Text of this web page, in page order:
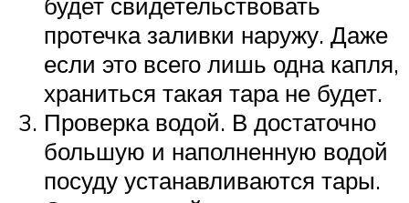
протечка заливки наружу. Даже
если это всего лишь одна капля,
храниться такая тара не будет.
Проверка водой. В достаточно
большую и наполненную водой
посуду устанавливаются тары.